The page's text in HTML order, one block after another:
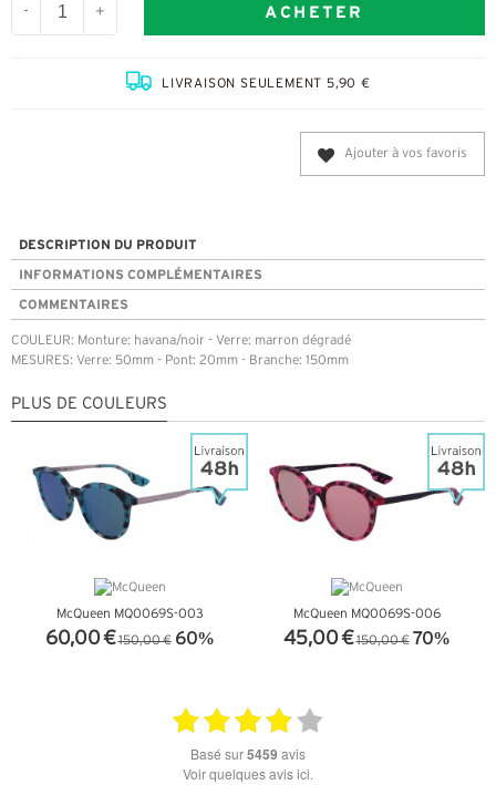
- + ACHETER
LIVRAISON SEULEMENT 5,90 €
Ajouter à vos favoris
DESCRIPTION DU PRODUIT
INFORMATIONS COMPLÉMENTAIRES
COMMENTAIRES
COULEUR: Monture: havana/noir - Verre: marron dégradé
MESURES: Verre: 50mm - Pont: 20mm - Branche: 150mm
PLUS DE COULEURS
McQueen MQ0069S-003
60,00 € 150,00 € 60%
McQueen MQ0069S-006
45,00 € 150,00 € 70%
basé sur5459 avis
Voir quelques avis ici.